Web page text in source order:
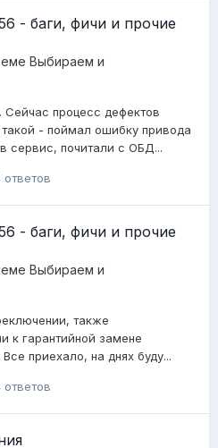
- баги, фичи и прочие
Выбираем и
Сейчас процесс дефектов
- поймал ошибку привода
сервис, почитали с ОБД...
ответов
- баги, фичи и прочие
Выбираем и
также
к гарантийной замене
приехало, на днях буду...
ответов